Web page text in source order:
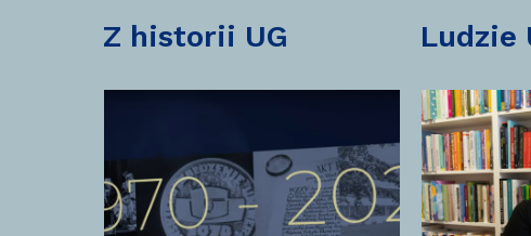
z historii UG ludzie